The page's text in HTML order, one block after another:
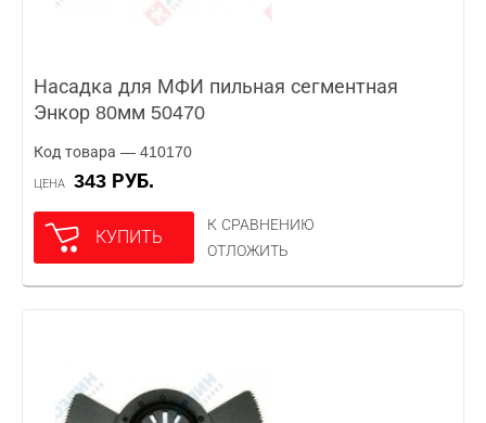
Насадка для МФИ пильная сегментная
Энкор 80мм 50470
Код товара — 410170
ЦЕНА 343 РУБ.
КУПИТЬ
К СРАВНЕНИЮ
ОТЛОЖИТЬ